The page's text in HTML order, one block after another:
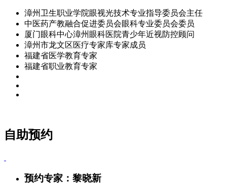
漳州卫生职业学院眼视光技术专业指导委员会主任
中医药产教融合促进委员会眼科专业委员会委员
厦门眼科中心漳州眼科医院青少年近视防控顾问
漳州市龙文区医疗专家库专家成员
福建省医学教育专家
福建省职业教育专家
自助预约
预约专家： 黎晓新